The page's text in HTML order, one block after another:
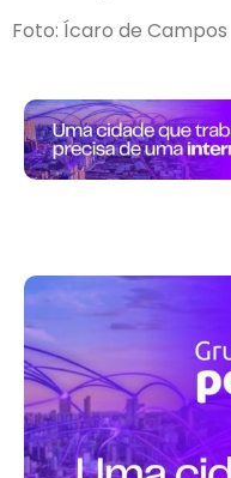
Foto: Ícaro de Campos